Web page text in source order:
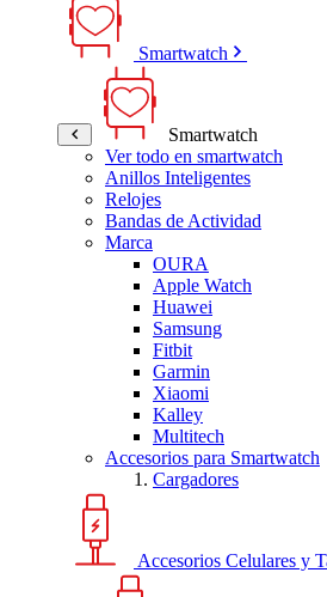
Smartwatch
Smartwatch
Ver todo en smartwatch
Anillos Inteligentes
Relojes
Bandas de Actividad
Marca
OURA
Apple Watch
Huawei
Samsung
Fitbit
Garmin
Xiaomi
Kalley
Multitech
Accesorios para Smartwatch
Cargadores
Accesorios Celulares y